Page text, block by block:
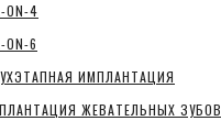
ON-4
ON-6
ИМПЛАНТАЦИЯ
ЖЕВАТЕЛЬНЫХ ЗУБОВ